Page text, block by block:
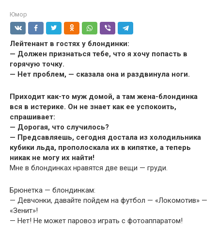
Юмор
Лейтенант в гостях у блондинки:
— Должен признаться тебе, что я хочу попасть в
горячую точку.
— Нет проблем, — сказала она и раздвинула ноги.
Приходит как-то муж домой, а там жена-блондинка
вся в истерике. Он не знает как ее успокоить,
спрашивает:
— Дорогая, что случилось?
— Предсавляешь, сегодня достала из холодильника
кубики льда, прополоскала их в кипятке, а теперь
никак не могу их найти!
Мне в блондинках нравятся две вещи — груди.
Брюнетка — блондинкам:
— Девчонки, давайте пойдем на футбол — «Локомотив» —
«Зенит»!
— Нет! Не может паровоз играть с фотоаппаратом!